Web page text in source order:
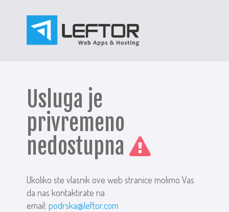
Usluga je
privremeno
nedostupna
Ukoliko ste vlasnik ove web stranice molimo Vas
da nas kontaktirate na
email:podrska@leftor.com